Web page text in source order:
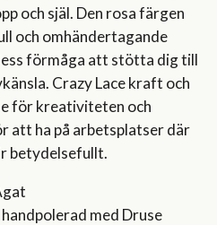
och själ. Den rosa färgen
och omhändertagande
förmåga att stötta dig till
Crazy Lace kraft och
för kreativiteten och
att ha på arbetsplatser där
betydelsefullt.
med Druse